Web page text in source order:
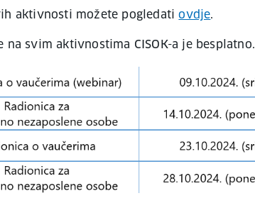
aktivnosti možete pogledatiovdje.
na svim aktivnostima CISOK-a je besplatno.